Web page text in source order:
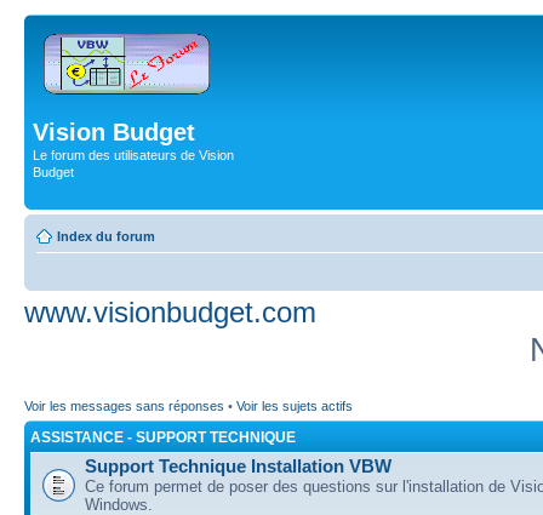
Vision Budget
Le forum des utilisateurs de Vision
Budget
Index du forum
www.visionbudget.com
Voir les messages sans réponses • Voir les sujets actifs
ASSISTANCE - SUPPORT TECHNIQUE
Support Technique Installation VBW
Ce forum permet de poser des questions sur l'installation de
Windows.